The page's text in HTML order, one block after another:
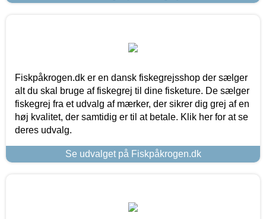
Fiskpåkrogen.dk er en dansk fiskegrejsshop der sælger
alt du skal bruge af fiskegrej til dine fisketure. De sælger
fiskegrej fra et udvalg af mærker, der sikrer dig grej af en
høj kvalitet, der samtidig er til at betale. Klik her for at se
deres udvalg.
Se udvalget på Fiskpåkrogen.dk